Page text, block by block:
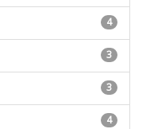
4
3
3
4